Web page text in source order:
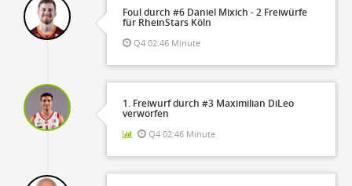
Foul durch #6 Daniel Mixich - 2 Freiwürfe
für RheinStars Köln
Q4 02:46 Minute
1. Freiwurf durch #3 Maximilian DiLeo
verworfen
Q4 02:46 Minute